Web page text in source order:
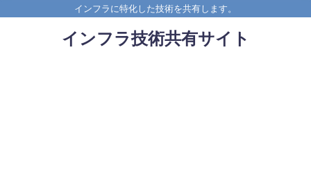
インフラに特化した技術を共有します。
インフラ技術共有サイト